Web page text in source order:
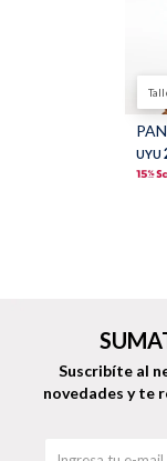
UYU
Suscribíte al
novedades y te